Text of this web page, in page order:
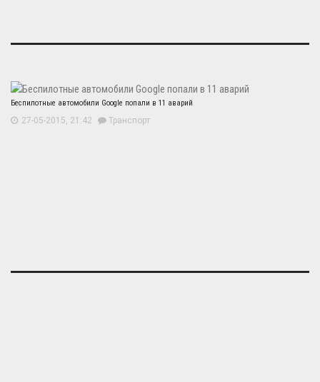
Беспилотные автомобили Google попали в 11 аварий
27-05-2015, 21:42 Транспорт